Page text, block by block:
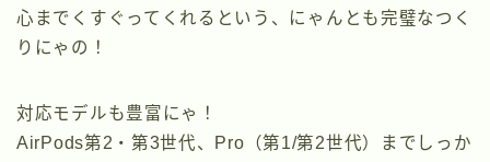
心までくすぐってくれるという、にゃんとも完璧なつく
りにゃの！
対応モデルも豊富にゃ！
AirPods第2・第3世代、Pro（第1/第2世代）までしっか